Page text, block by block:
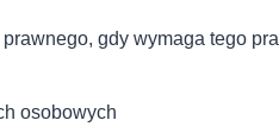
gdy wymaga tego
osobowych